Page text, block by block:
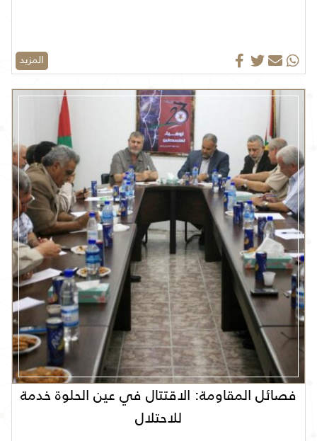
المزيد
فصائل المقاومة: الاقتتال في عين الحلوة خدمة
للاحتلال